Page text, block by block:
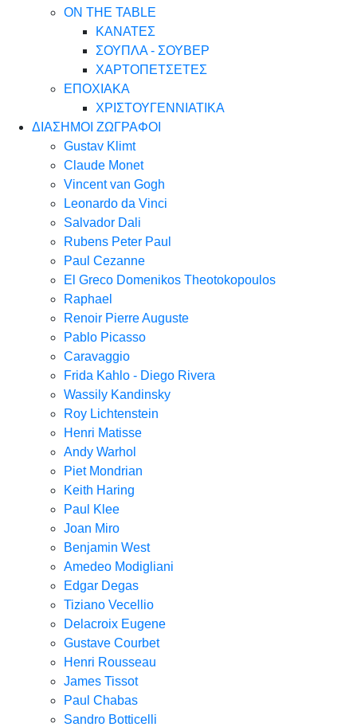
ON THE TABLE
ΚΑΝΑΤΕΣ
ΣΟΥΠΛΑ - ΣΟΥΒΕΡ
ΧΑΡΤΟΠΕΤΣΕΤΕΣ
ΕΠΟΧΙΑΚΑ
ΧΡΙΣΤΟΥΓΕΝΝΙΑΤΙΚΑ
ΔΙΑΣΗΜΟΙ ΖΩΓΡΑΦΟΙ
Gustav Klimt
Claude Monet
Vincent van Gogh
Leonardo da Vinci
Salvador Dali
Rubens Peter Paul
Paul Cezanne
El Greco Domenikos Theotokopoulos
Raphael
Renoir Pierre Auguste
Pablo Picasso
Caravaggio
Frida Kahlo - Diego Rivera
Wassily Kandinsky
Roy Lichtenstein
Henri Matisse
Andy Warhol
Piet Mondrian
Keith Haring
Paul Klee
Joan Miro
Benjamin West
Amedeo Modigliani
Edgar Degas
Tiziano Vecellio
Delacroix Eugene
Gustave Courbet
Henri Rousseau
James Tissot
Paul Chabas
Sandro Botticelli